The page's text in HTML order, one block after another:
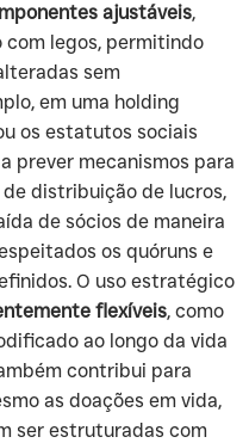
ajustáveis,
com legos, permitindo
sem
em uma holding
os estatutos sociais
prever mecanismos para
distribuição de lucros,
de sócios de maneira
os quóruns e
O uso estratégico
flexíveis, como
ao longo da vida
contribui para
as doações em vida,
ser estruturadas com